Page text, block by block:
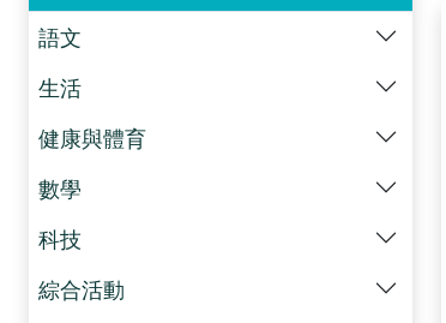
語文
生活
健康與體育
數學
科技
綜合活動